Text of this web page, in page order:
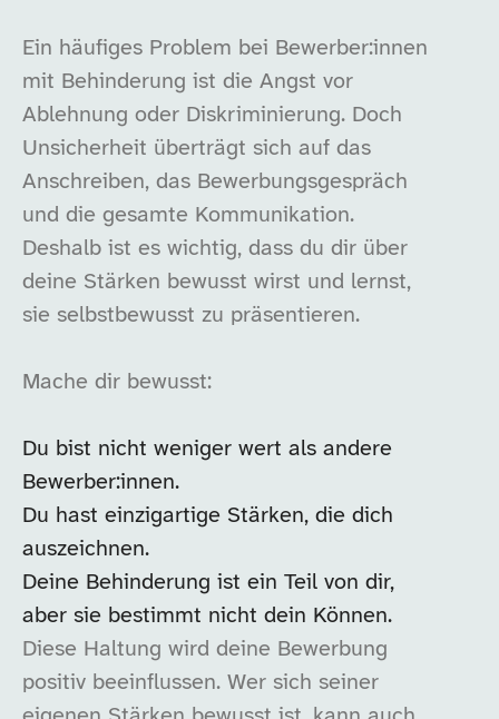
Ein häufiges Problem bei Bewerber:innen
mit Behinderung ist die Angst vor
Ablehnung oder Diskriminierung. Doch
Unsicherheit überträgt sich auf das
Anschreiben, das Bewerbungsgespräch
und die gesamte Kommunikation.
Deshalb ist es wichtig, dass du dir über
deine Stärken bewusst wirst und lernst,
sie selbstbewusst zu präsentieren.
Mache dir bewusst:
Du bist nicht weniger wert als andere
Bewerber:innen.
Du hast einzigartige Stärken, die dich
auszeichnen.
Deine Behinderung ist ein Teil von dir,
aber sie bestimmt nicht dein Können.
Diese Haltung wird deine Bewerbung
positiv beeinflussen. Wer sich seiner